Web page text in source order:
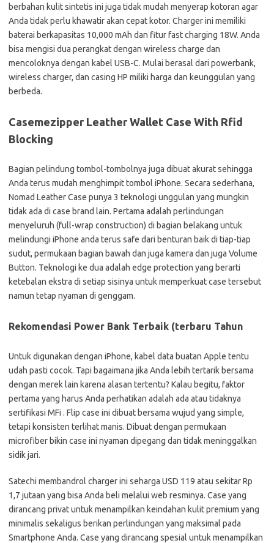
berbahan kulit sintetis ini juga tidak mudah menyerap kotoran agar
Anda tidak perlu khawatir akan cepat kotor. Charger ini memiliki
baterai berkapasitas 10,000 mAh dan fitur fast charging 18W. Anda
bisa mengisi dua perangkat dengan wireless charge dan
mencoloknya dengan kabel USB-C. Mulai berasal dari powerbank,
wireless charger, dan casing HP miliki harga dan keunggulan yang
berbeda.
Casemezipper Leather Wallet Case With Rfid
Blocking
Bagian pelindung tombol-tombolnya juga dibuat akurat sehingga
Anda terus mudah menghimpit tombol iPhone. Secara sederhana,
Nomad Leather Case punya 3 teknologi unggulan yang mungkin
tidak ada di case brand lain. Pertama adalah perlindungan
menyeluruh (full-wrap construction) di bagian belakang untuk
melindungi iPhone anda terus safe dari benturan baik di tiap-tiap
sudut, permukaan bagian bawah dan juga kamera dan juga Volume
Button. Teknologi ke dua adalah edge protection yang berarti
ketebalan ekstra di setiap sisinya untuk memperkuat case tersebut
namun tetap nyaman di genggam.
Rekomendasi Power Bank Terbaik (terbaru Tahun
Untuk digunakan dengan iPhone, kabel data buatan Apple tentu
udah pasti cocok. Tapi bagaimana jika Anda lebih tertarik bersama
dengan merek lain karena alasan tertentu? Kalau begitu, faktor
pertama yang harus Anda perhatikan adalah ada atau tidaknya
sertifikasi MFi . Flip case ini dibuat bersama wujud yang simple,
tetapi konsisten terlihat manis. Dibuat dengan permukaan
microfiber bikin case ini nyaman dipegang dan tidak meninggalkan
sidik jari.
Satechi membandrol charger ini seharga USD 119 atau sekitar Rp
1,7 jutaan yang bisa Anda beli melalui web resminya. Case yang
dirancang privat untuk menampilkan keindahan kulit premium yang
minimalis sekaligus berikan perlindungan yang maksimal pada
Smartphone Anda. Case yang dirancang spesial untuk menampilkan